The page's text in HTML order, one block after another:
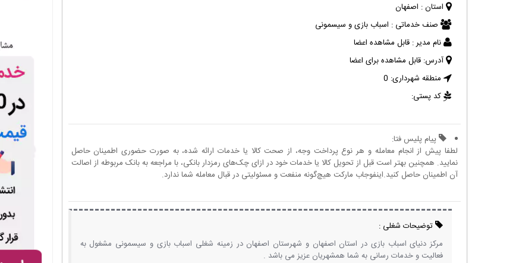
استان : اصفهان
صنف خدماتی : اسباب بازی و سیسمونی
نام مدیر : قابل مشاهده اعضا
آدرس: قابل مشاهده برای اعضا
منطقه شهرداری: 0
کد پستی:
پیام پلیس فتا:
لطفا پیش از انجام معامله و هر نوع پرداخت وجه، از صحت کالا یا خدمات ارائه شده، به صورت حضوری اطمینان حاصل
نمایید. همچنین بهتر است قبل از تحویل کالا یا خدمات خود در ازای چک‌های رمزدار بانکی، با مراجعه به بانک مربوطه از اصالت
آن اطمینان حاصل کنید.اینفوجاب مارکت هیچ‌گونه منفعت و مسئولیتی در قبال معامله شما ندارد.
توضیحات شغلی :
مرکز دنیای اسباب بازی در استان اصفهان و شهرستان اصفهان در زمینه شغلی اسباب بازی و سیسمونی مشغول به
فعالیت و خدمات رسانی به شما همشهریان عزیز می باشد .